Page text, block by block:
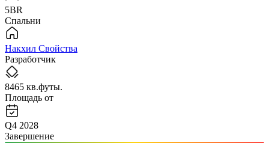
5BR
Спальни
Накхил Свойства
Разработчик
8465 кв.футы.
Площадь от
Q4 2028
Завершение